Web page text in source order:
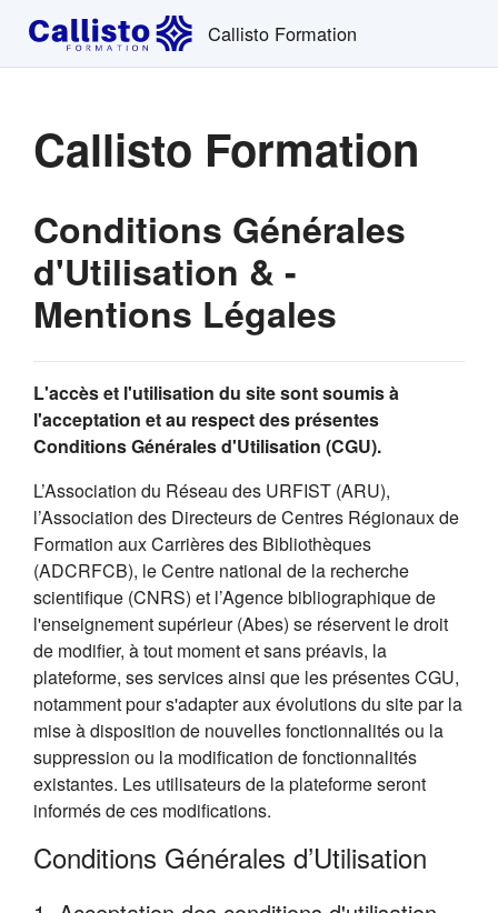
Passer au contenu principal
Callisto Formation
Callisto Formation
Conditions Générales
d'Utilisation & -
Mentions Légales
L'accès et l'utilisation du site sont soumis à
l'acceptation et au respect des présentes
Conditions Générales d'Utilisation (CGU).
L’Association du Réseau des URFIST (ARU),
l’Association des Directeurs de Centres Régionaux de
Formation aux Carrières des Bibliothèques
(ADCRFCB), le Centre national de la recherche
scientifique (CNRS) et l’Agence bibliographique de
l'enseignement supérieur (Abes) se réservent le droit
de modifier, à tout moment et sans préavis, la
plateforme, ses services ainsi que les présentes CGU,
notamment pour s'adapter aux évolutions du site par la
mise à disposition de nouvelles fonctionnalités ou la
suppression ou la modification de fonctionnalités
existantes. Les utilisateurs de la plateforme seront
informés de ces modifications.
Conditions Générales d’Utilisation